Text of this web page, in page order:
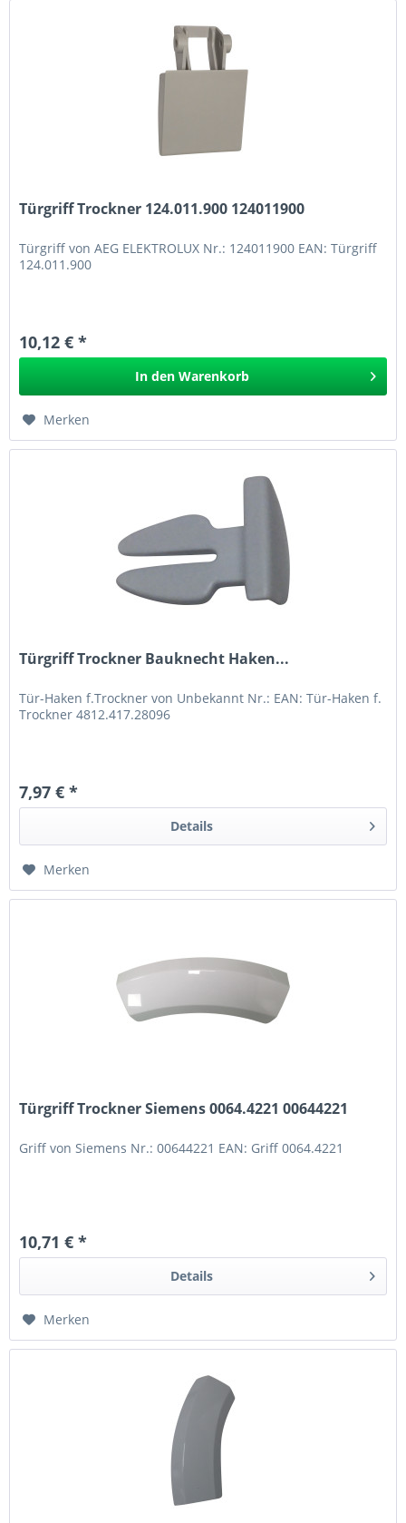
Türgriff Trockner 124.011.900 124011900
Türgriff von AEG ELEKTROLUX Nr.: 124011900 EAN: Türgriff
124.011.900
10,12 € *
In den Warenkorb
Merken
Türgriff Trockner Bauknecht Haken...
Tür-Haken f.Trockner von Unbekannt Nr.: EAN: Tür-Haken f.
Trockner 4812.417.28096
7,97 € *
Details
Merken
Türgriff Trockner Siemens 0064.4221 00644221
Griff von Siemens Nr.: 00644221 EAN: Griff 0064.4221
10,71 € *
Details
Merken